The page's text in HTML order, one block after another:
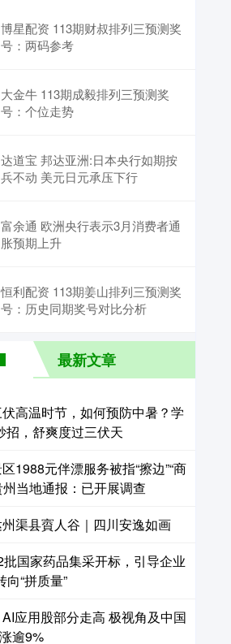
博星配资 113期财叔排列三预测奖
号：两码参考
大金牛 113期成毅排列三预测奖
号：个位走势
达道宝 邦达亚洲:日本央行如期按
兵不动 美元日元承压下行
富余通 欧洲央行表示3月消费者通
胀预期上升
恒利配资 113期姜山排列三预测奖
号：历史同期奖号对比分析
最新文章
高温时节，如何预防中暑？学
招，舒爽度过三伏天
1988元伴漂服务被指“擦边”“商
州当地通报：已开展调查
渠县賨人谷｜四川安逸如画
国家药品集采开标，引导企业
向“拼质量”
应用股部分走高 极视角及中国
逾9%